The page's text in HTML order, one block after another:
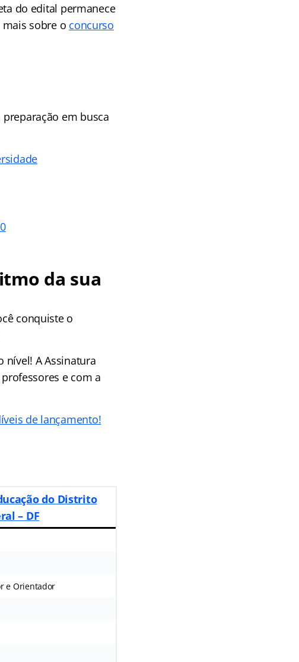
do edital permanece
sobre o concurso
em busca
da sua
conquiste o
nível! A Assinatura
e com a
de lançamento!
do Distrito
– DF
e Orientador